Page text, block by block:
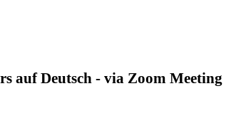
auf Deutsch - via Zoom Meeting